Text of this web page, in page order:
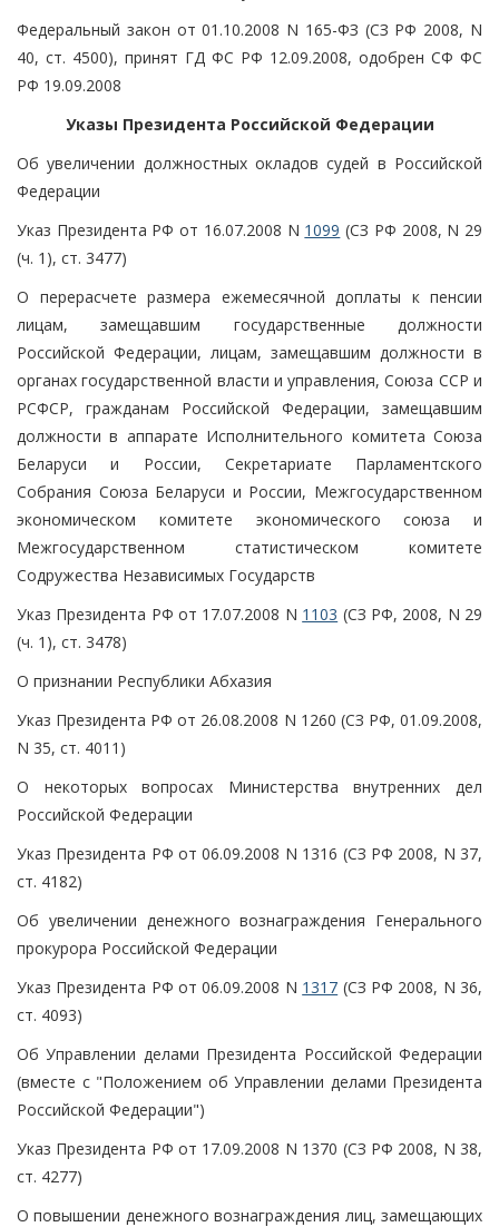
Федеральный закон от 01.10.2008 N 165-ФЗ (СЗ РФ 2008, N
40, ст. 4500), принят ГД ФС РФ 12.09.2008, одобрен СФ ФС
РФ 19.09.2008
Указы Президента Российской Федерации
Об увеличении должностных окладов судей в Российской
Федерации
Указ Президента РФ от 16.07.2008 N 1099 (СЗ РФ 2008, N 29
(ч. 1), ст. 3477)
О перерасчете размера ежемесячной доплаты к пенсии
лицам, замещавшим государственные должности
Российской Федерации, лицам, замещавшим должности в
органах государственной власти и управления, Союза ССР и
РСФСР, гражданам Российской Федерации, замещавшим
должности в аппарате Исполнительного комитета Союза
Беларуси и России, Секретариате Парламентского
Собрания Союза Беларуси и России, Межгосударственном
экономическом комитете экономического союза и
Межгосударственном статистическом комитете
Содружества Независимых Государств
Указ Президента РФ от 17.07.2008 N 1103 (СЗ РФ, 2008, N 29
(ч. 1), ст. 3478)
О признании Республики Абхазия
Указ Президента РФ от 26.08.2008 N 1260 (СЗ РФ, 01.09.2008,
N 35, ст. 4011)
О некоторых вопросах Министерства внутренних дел
Российской Федерации
Указ Президента РФ от 06.09.2008 N 1316 (СЗ РФ 2008, N 37,
ст. 4182)
Об увеличении денежного вознаграждения Генерального
прокурора Российской Федерации
Указ Президента РФ от 06.09.2008 N 1317 (СЗ РФ 2008, N 36,
ст. 4093)
Об Управлении делами Президента Российской Федерации
(вместе с "Положением об Управлении делами Президента
Российской Федерации")
Указ Президента РФ от 17.09.2008 N 1370 (СЗ РФ 2008, N 38,
ст. 4277)
О повышении денежного вознаграждения лиц, замещающих